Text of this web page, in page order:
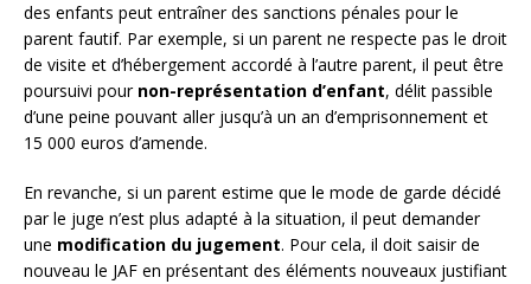
des enfants peut entraîner des sanctions pénales pour le
parent fautif. Par exemple, si un parent ne respecte pas le droit
de visite et d’hébergement accordé à l’autre parent, il peut être
poursuivi pour non-représentation d’enfant, délit passible
d’une peine pouvant aller jusqu’à un an d’emprisonnement et
15 000 euros d’amende.
En revanche, si un parent estime que le mode de garde décidé
par le juge n’est plus adapté à la situation, il peut demander
une modification du jugement. Pour cela, il doit saisir de
nouveau le JAF en présentant des éléments nouveaux justifiant